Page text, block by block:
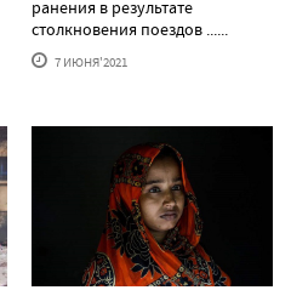
ранения в результате
столкновения поездов ......
7 ИЮНЯ'2021